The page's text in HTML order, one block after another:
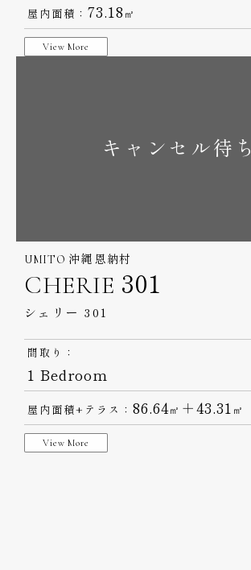
屋内面積： 73.18 ㎡
View More
キャンセル待ち
UMITO 沖縄 恩納村
CHERIE 301
シェリー 301
間取り：
1 Bedroom
屋内面積+テラス： 86.64㎡ ＋43.31 ㎡
View More